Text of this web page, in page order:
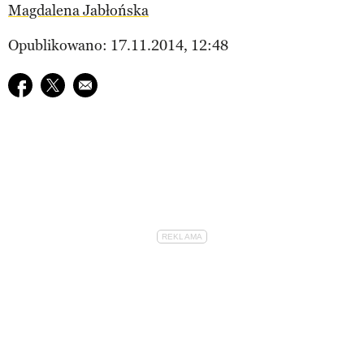
Magdalena Jabłońska
Opublikowano: 17.11.2014, 12:48
Udostępnij na facebook
Udostępnij na twitter
E-mail do przyjaciela